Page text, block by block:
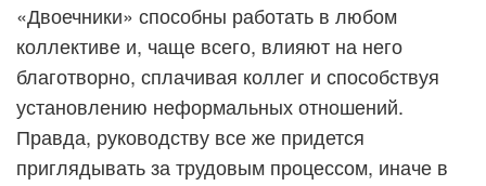
«Двоечники» способны работать в любом
коллективе и, чаще всего, влияют на него
благотворно, сплачивая коллег и способствуя
установлению неформальных отношений.
Правда, руководству все же придется
приглядывать за трудовым процессом, иначе в